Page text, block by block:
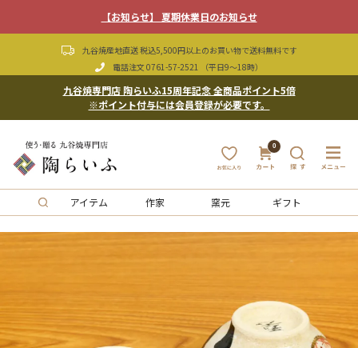
【お知らせ】 夏期休業日のお知らせ
九谷焼産地直送 税込5,500円以上のお買い物で送料無料です
電話注文 0761-57-2521 （平日9〜18時）
九谷焼専門店 陶らいふ15周年記念 全商品ポイント5倍
※ポイント付与には会員登録が必要です。
0
アイテム 作家 窯元 ギフト